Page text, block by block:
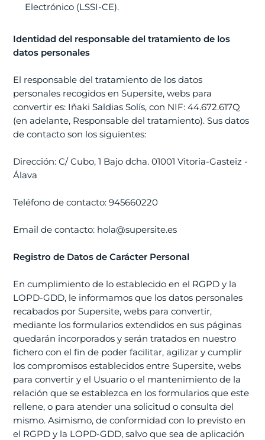
Electrónico (LSSI-CE).
Identidad del responsable del tratamiento de los
datos personales
El responsable del tratamiento de los datos
personales recogidos en Supersite, webs para
convertir es: Iñaki Saldias Solís, con NIF: 44.672.617Q
(en adelante, Responsable del tratamiento). Sus datos
de contacto son los siguientes:
Dirección: C/ Cubo, 1 Bajo dcha. 01001 Vitoria-Gasteiz -
Álava
Teléfono de contacto: 945660220
Email de contacto: hola@supersite.es
Registro de Datos de Carácter Personal
En cumplimiento de lo establecido en el RGPD y la
LOPD-GDD, le informamos que los datos personales
recabados por Supersite, webs para convertir,
mediante los formularios extendidos en sus páginas
quedarán incorporados y serán tratados en nuestro
fichero con el fin de poder facilitar, agilizar y cumplir
los compromisos establecidos entre Supersite, webs
para convertir y el Usuario o el mantenimiento de la
relación que se establezca en los formularios que este
rellene, o para atender una solicitud o consulta del
mismo. Asimismo, de conformidad con lo previsto en
el RGPD y la LOPD-GDD, salvo que sea de aplicación